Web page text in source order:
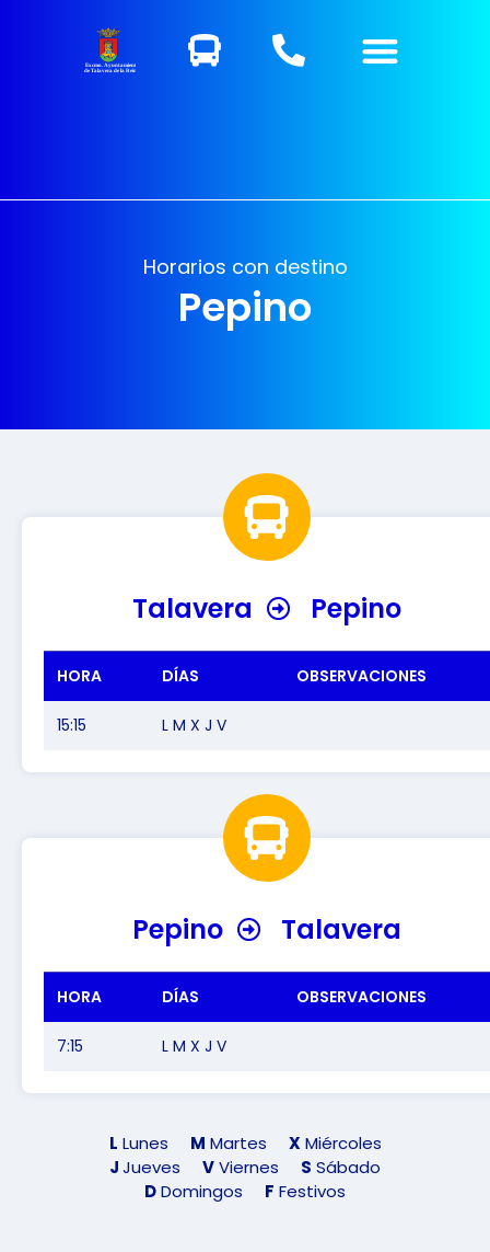
Excmo. Ayuntamiento
de Talavera de la Reina
Horarios con destino
Pepino
Talavera Pepino
HORA DÍAS OBSERVACIONES
15:15 L M X J V
Pepino Talavera
HORA DÍAS OBSERVACIONES
7:15 L M X J V
L Lunes M Martes XMiércoles
JJueves VViernes S Sábado
DDomingos F Festivos